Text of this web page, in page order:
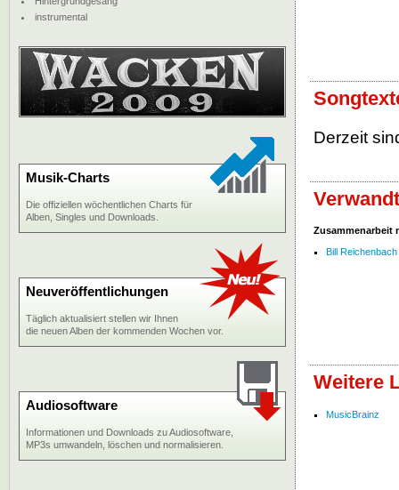
Derzeit
Zusammenarbeit
Bill Reichenbach
Weitere
MusicBrainz
instrumental
Musik-Charts
Die offiziellen wöchentlichen Charts für
Alben, Singles und Downloads.
Neuveröffentlichungen
Täglich aktualisiert stellen wir Ihnen
die neuen Alben der kommenden Wochen vor.
Audiosoftware
Informationen und Downloads zu Audiosoftware,
MP3s umwandeln, löschen und normalisieren.